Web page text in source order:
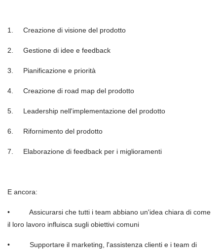
1. Creazione di visione del prodotto
2. Gestione di idee e feedback
3. Pianificazione e priorità
4. Creazione di road map del prodotto
5. Leadership nell'implementazione del prodotto
6. Rifornimento del prodotto
7. Elaborazione di feedback per i miglioramenti
E ancora:
• Assicurarsi che tutti i team abbiano un'idea chiara di come
il loro lavoro influisca sugli obiettivi comuni
• Supportare il marketing, l'assistenza clienti e i team di